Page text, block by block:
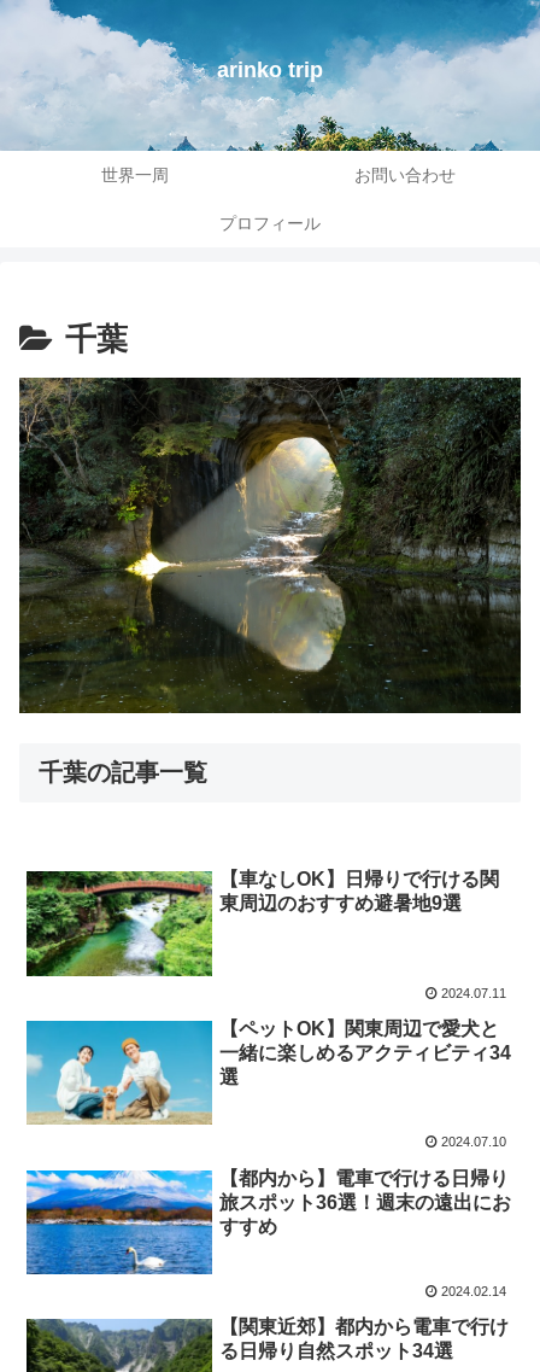
arinko trip
世界一周 お問い合わせ
プロフィール
千葉
千葉の記事一覧
【車なしOK】日帰りで行ける関
東周辺のおすすめ避暑地9選
2024.07.11
【ペットOK】関東周辺で愛犬と
一緒に楽しめるアクティビティ34
選
2024.07.10
【都内から】電車で行ける日帰り
旅スポット36選！週末の遠出にお
すすめ
2024.02.14
【関東近郊】都内から電車で行け
る日帰り自然スポット34選